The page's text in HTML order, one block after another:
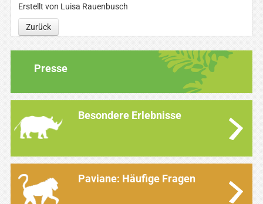
Erstellt von Luisa Rauenbusch
Zurück
Presse
Besondere Erlebnisse
Paviane: Häufige Fragen